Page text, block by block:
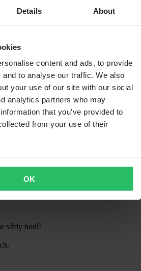
Details About
content and ads, to provide
to analyse our traffic. We also
your use of our site with our social
analytics partners who may
that you’ve provided to
from your use of their
OK
vždy hodí!